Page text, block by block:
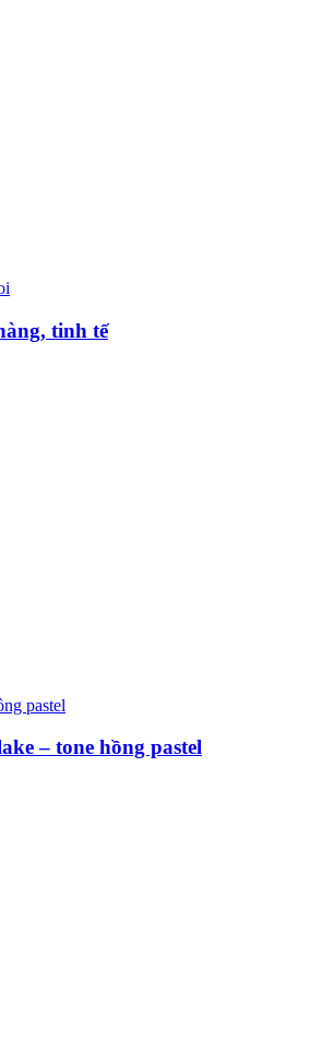
tinh tế
– tone hồng pastel